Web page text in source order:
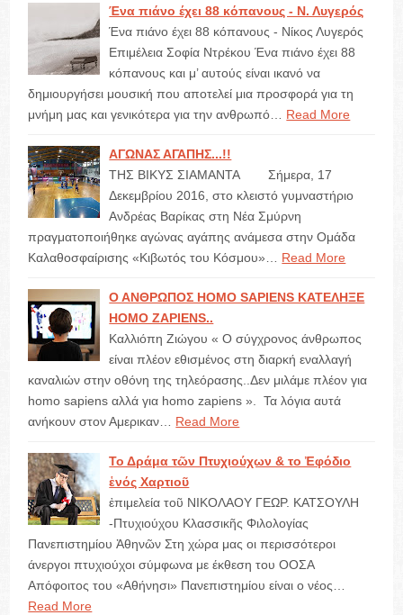
Ένα πιάνο έχει 88 κόπανους - Ν. Λυγερός
Ένα πιάνο έχει 88 κόπανους - Νίκος Λυγερός
Επιμέλεια Σοφία Ντρέκου Ένα πιάνο έχει 88
κόπανους και μ’ αυτούς είναι ικανό να
δημιουργήσει μουσική που αποτελεί μια προσφορά για τη
μνήμη μας και γενικότερα για την ανθρωπό…
Read More
ΑΓΩΝΑΣ ΑΓΑΠΗΣ...!!
ΤΗΣ ΒΙΚΥΣ ΣΙΑΜΑΝΤΑ Σήμερα, 17
Δεκεμβρίου 2016, στο κλειστό γυμναστήριο
Ανδρέας Βαρίκας στη Νέα Σμύρνη
πραγματοποιήθηκε αγώνας αγάπης ανάμεσα στην Ομάδα
Καλαθοσφαίρισης «Κιβωτός του Κόσμου»…
Read More
Ο ΑΝΘΡΩΠΟΣ HOMO SAPIENS ΚΑΤΕΛΗΞΕ
HOMO ZAPIENS..
Καλλιόπη Ζιώγου « Ο σύγχρονος άνθρωπος
είναι πλέον εθισμένος στη διαρκή εναλλαγή
καναλιών στην οθόνη της τηλεόρασης..Δεν μιλάμε πλέον για
homo sapiens αλλά για homo zapiens ». Τα λόγια αυτά
ανήκουν στον Αμερικαν…
Read More
Το Δράμα τῶν Πτυχιούχων & το Ἐφόδιο
ἑνός Χαρτιοῦ
ἐπιμελεία τοῦ ΝΙΚΟΛΑΟΥ ΓΕΩΡ. ΚΑΤΣΟΥΛΗ
-Πτυχιούχου Κλασσικῆς Φιλολογίας
Πανεπιστημίου Ἀθηνῶν Στη χώρα μας οι περισσότεροι
άνεργοι πτυχιούχοι σύμφωνα με έκθεση του ΟΟΣΑ
Απόφοιτος του «Αθήνησι» Πανεπιστημίου είναι ο νέος…
Read More